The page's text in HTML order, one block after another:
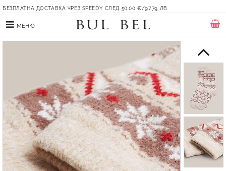
БЕЗПЛАТНА ДОСТАВКА ЧРЕЗ SPEEDY СЛЕД 50.00 €/97.79 ЛВ.
МЕНЮ